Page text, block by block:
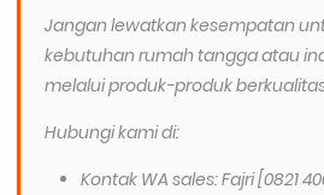
Jangan lewatkan kesempatan
kebutuhan rumah tangga atau
melalui produk-produk
Hubungi kami di:
Kontak WA sales: Fajri [0821